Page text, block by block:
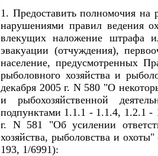
1. Предоставить полномочия на
нарушениями правил ведения
влекущих наложение штрафа
эвакуации (отчуждения),
население, предусмотренных
рыболовного хозяйства и
декабря 2005 г. N 580 "О
и рыбохозяйственной
подпунктами 1.1.1 - 1.1.4, 1.2.1 -
г. N 581 "Об усилении
хозяйства, рыболовства и
193, 1/6991):